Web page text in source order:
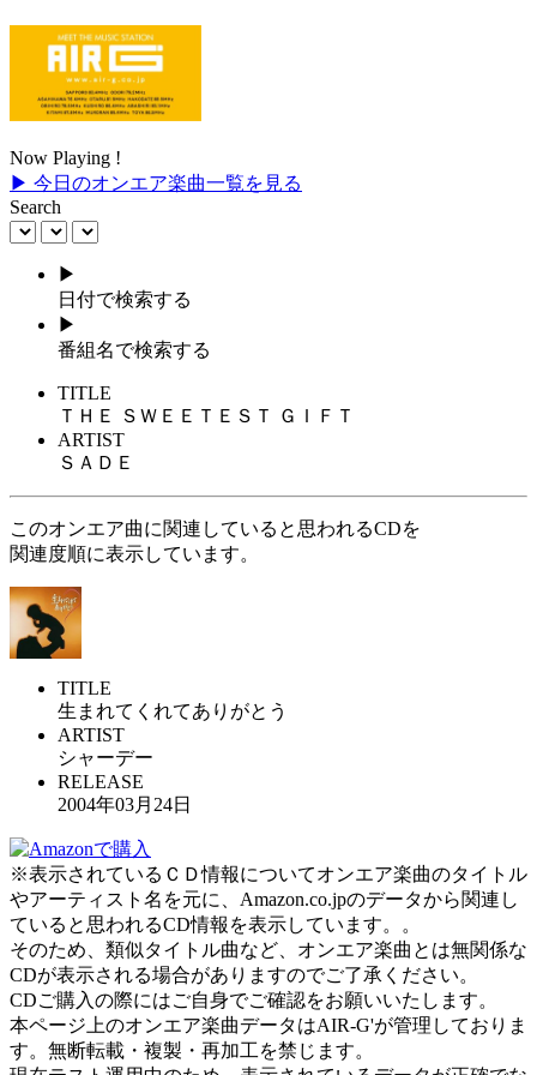
Now Playing !
▶ 今日のオンエア楽曲一覧を見る
Search
▶
日付で検索する
▶
番組名で検索する
TITLE
ＴＨＥ ＳＷＥＥＴＥＳＴ ＧＩＦＴ
ARTIST
ＳＡＤＥ
このオンエア曲に関連していると思われるCDを
関連度順に表示しています。
TITLE
生まれてくれてありがとう
ARTIST
シャーデー
RELEASE
2004年03月24日
※表示されているＣＤ情報についてオンエア楽曲のタイトル
やアーティスト名を元に、Amazon.co.jpのデータから関連し
ていると思われるCD情報を表示しています。。
そのため、類似タイトル曲など、オンエア楽曲とは無関係な
CDが表示される場合がありますのでご了承ください。
CDご購入の際にはご自身でご確認をお願いいたします。
本ページ上のオンエア楽曲データはAIR-G'が管理しておりま
す。無断転載・複製・再加工を禁じます。